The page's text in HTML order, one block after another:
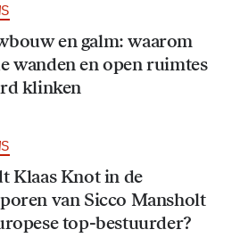
en galm: waarom
wanden en open ruimtes
klinken
Klaas Knot in de
van Sicco Mansholt
top-bestuurder?